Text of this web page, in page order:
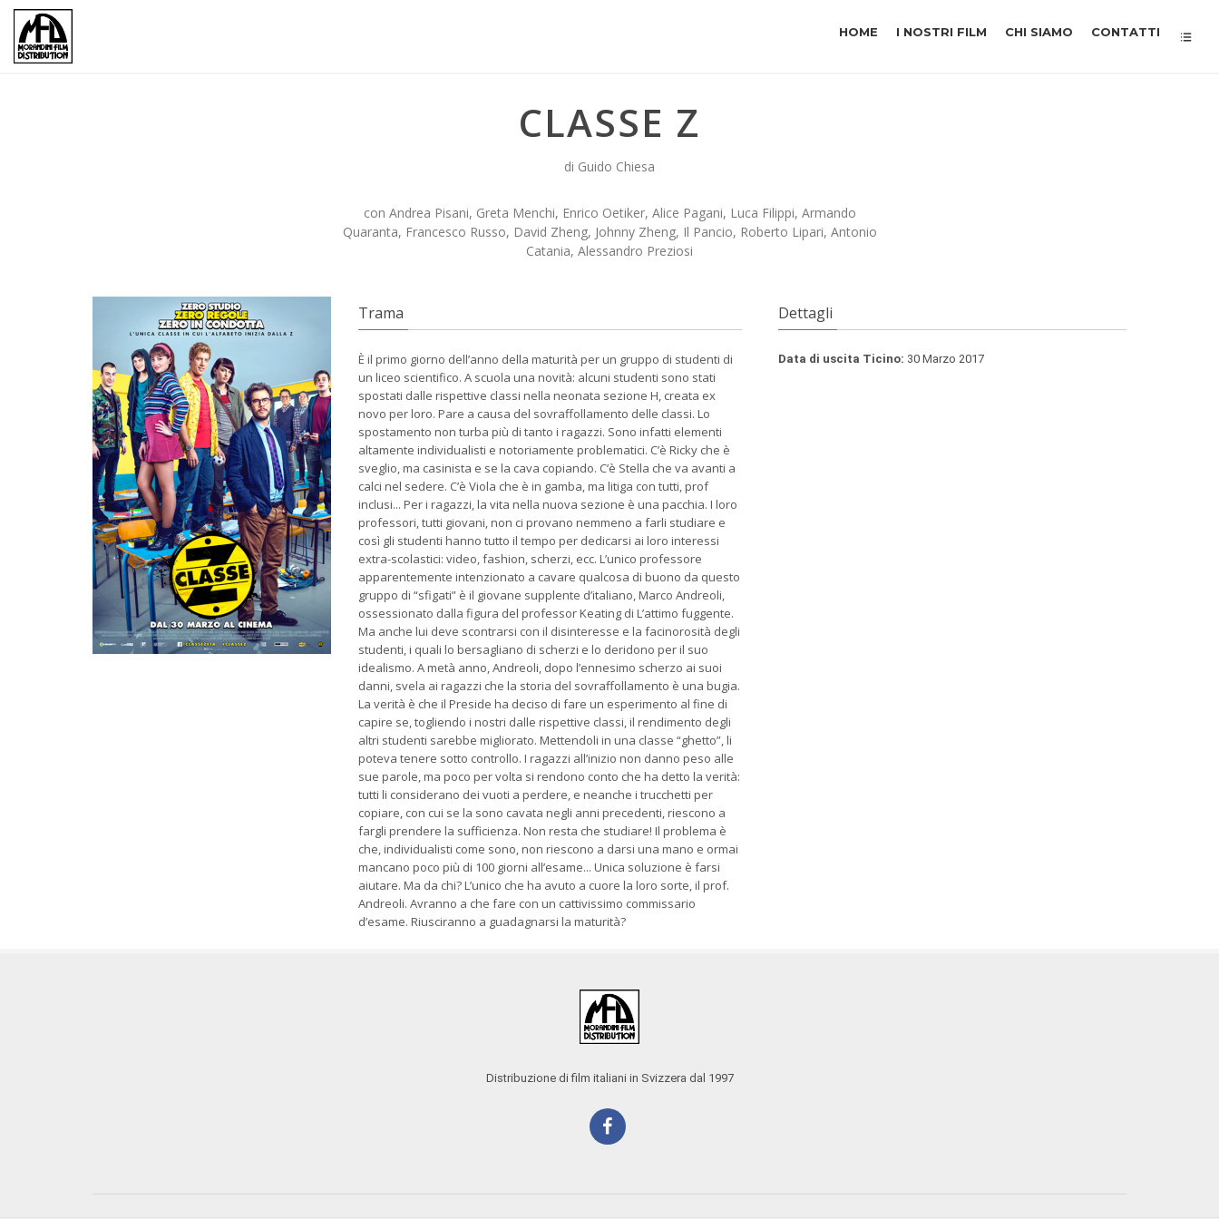
HOME I NOSTRI FILM CHI SIAMO CONTATTI
CLASSE Z
di Guido Chiesa
con Andrea Pisani, Greta Menchi, Enrico Oetiker, Alice Pagani, Luca Filippi, Armando
Quaranta, Francesco Russo, David Zheng, Johnny Zheng, Il Pancio, Roberto Lipari, Antonio
Catania, Alessandro Preziosi
Trama
È il primo giorno dell’anno della maturità per un gruppo di studenti di
un liceo scientifico. A scuola una novità: alcuni studenti sono stati
spostati dalle rispettive classi nella neonata sezione H, creata ex
novo per loro. Pare a causa del sovraffollamento delle classi. Lo
spostamento non turba più di tanto i ragazzi. Sono infatti elementi
altamente individualisti e notoriamente problematici. C’è Ricky che è
sveglio, ma casinista e se la cava copiando. C’è Stella che va avanti a
calci nel sedere. C’è Viola che è in gamba, ma litiga con tutti, prof
inclusi... Per i ragazzi, la vita nella nuova sezione è una pacchia. I loro
professori, tutti giovani, non ci provano nemmeno a farli studiare e
così gli studenti hanno tutto il tempo per dedicarsi ai loro interessi
extra-scolastici: video, fashion, scherzi, ecc. L’unico professore
apparentemente intenzionato a cavare qualcosa di buono da questo
gruppo di “sfigati” è il giovane supplente d’italiano, Marco Andreoli,
ossessionato dalla figura del professor Keating di L’attimo fuggente.
Ma anche lui deve scontrarsi con il disinteresse e la facinorosità degli
studenti, i quali lo bersagliano di scherzi e lo deridono per il suo
idealismo. A metà anno, Andreoli, dopo l’ennesimo scherzo ai suoi
danni, svela ai ragazzi che la storia del sovraffollamento è una bugia.
La verità è che il Preside ha deciso di fare un esperimento al fine di
capire se, togliendo i nostri dalle rispettive classi, il rendimento degli
altri studenti sarebbe migliorato. Mettendoli in una classe “ghetto”, li
poteva tenere sotto controllo. I ragazzi all’inizio non danno peso alle
sue parole, ma poco per volta si rendono conto che ha detto la verità:
tutti li considerano dei vuoti a perdere, e neanche i trucchetti per
copiare, con cui se la sono cavata negli anni precedenti, riescono a
fargli prendere la sufficienza. Non resta che studiare! Il problema è
che, individualisti come sono, non riescono a darsi una mano e ormai
mancano poco più di 100 giorni all’esame... Unica soluzione è farsi
aiutare. Ma da chi? L’unico che ha avuto a cuore la loro sorte, il prof.
Andreoli. Avranno a che fare con un cattivissimo commissario
d’esame. Riusciranno a guadagnarsi la maturità?
Dettagli
Data di uscita Ticino: 30 Marzo 2017
Distribuzione di film italiani in Svizzera dal 1997